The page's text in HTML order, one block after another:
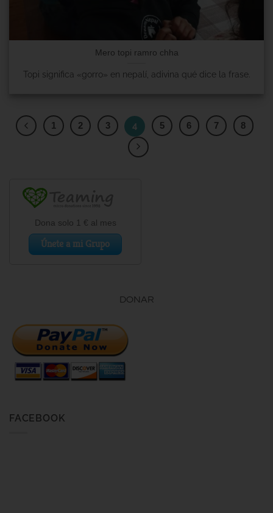
Mero topi ramro chha
Topi significa «gorro» en nepalí, adivina qué dice la frase.
1 2 3 4 5 6 7 8
DONAR
FACEBOOK